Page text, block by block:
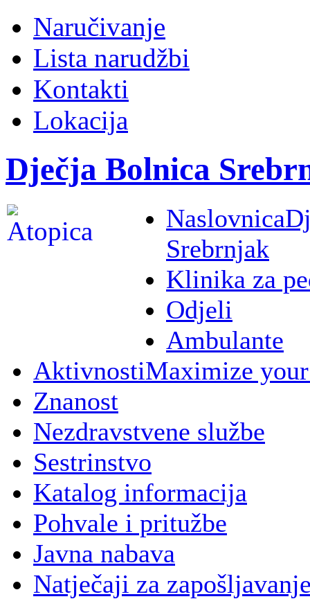
Naručivanje
Lista narudžbi
Kontakti
Lokacija
Dječja Bolnica
Naslovnica
Srebrnjak
Klinika za
Odjeli
Ambulante
AktivnostiMaximize
Znanost
Nezdravstvene službe
Sestrinstvo
Katalog informacija
Pohvale i pritužbe
Javna nabava
Natječaji za